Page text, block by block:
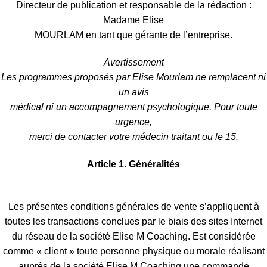
Directeur de publication et responsable de la rédaction :
Madame Elise
MOURLAM en tant que gérante de l’entreprise.
Avertissement
Les programmes proposés par Elise Mourlam ne remplacent ni
un avis
médical ni un accompagnement psychologique. Pour toute
urgence,
merci de contacter votre médecin traitant ou le 15.
Article 1. Généralités
Les présentes conditions générales de vente s’appliquent à
toutes les transactions conclues par le biais des sites Internet
du réseau de la société Elise M Coaching. Est considérée
comme « client » toute personne physique ou morale réalisant